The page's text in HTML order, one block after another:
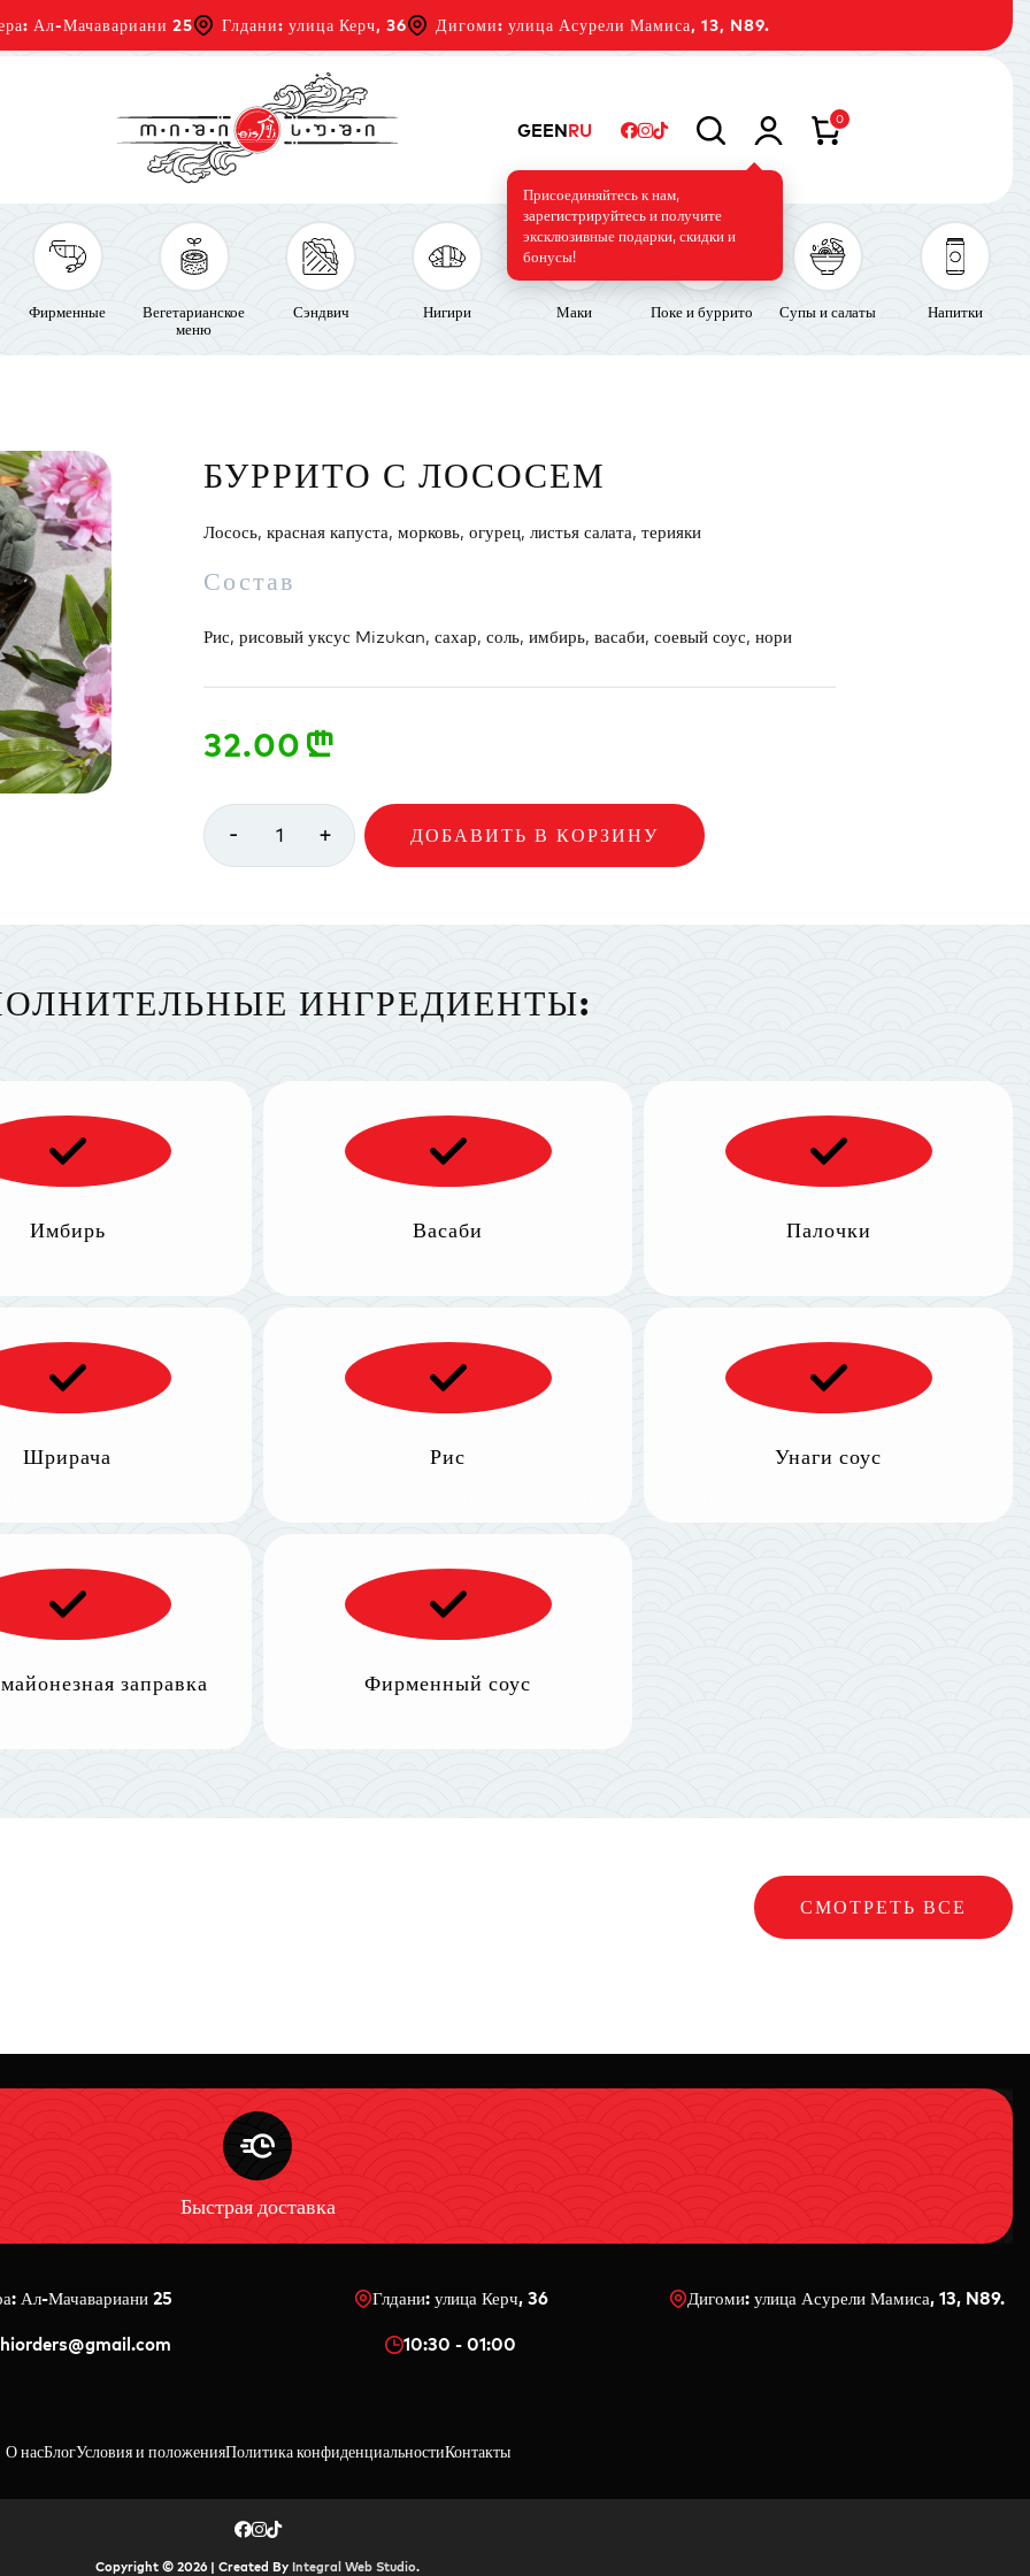
Ал-Мачавариани 25 Глдани: улица Керч, 36 Дигоми: улица Асурели Мамиса, 13, N89.
GEENRU
Присоединяйтесь к нам,
зарегистрируйтесь и получите
эксклюзивные подарки, скидки и
бонусы!
0
Фирменные
Вегетарианское
меню
Сэндвич Нигири Маки Поке и буррито Супы и салаты Напитки
БУРРИТО С ЛОСОСЕМ
Лосось, красная капуста, морковь, огурец, листья салата, терияки
Состав
Рис, рисовый уксус Mizukan, сахар, соль, имбирь, васаби, соевый соус, нори
32.00 n
- 1 + ДОБАВИТЬ В КОРЗИНУ
ИНГРЕДИЕНТЫ:
Имбирь Васаби Палочки
Шрирача Рис Унаги соус
заправка Фирменный соус
СМОТРЕТЬ ВСЕ
Быстрая доставка
Ал-Мачавариани 25 Глдани: улица Керч, 36 Дигоми: улица Асурели Мамиса, 13, N89.
10:30 - 01:00
О насБлогУсловия и положенияПолитика конфиденциальностиКонтакты
Copyright © 2026 | Created By Integral Web Studio.